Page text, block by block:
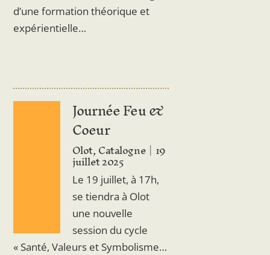
d’une formation théorique et
expérientielle…
Journée Feu &
Coeur
Olot, Catalogne 19
juillet 2025
Le 19 juillet, à 17h,
se tiendra à Olot
une nouvelle
session du cycle
« Santé, Valeurs et Symbolisme…